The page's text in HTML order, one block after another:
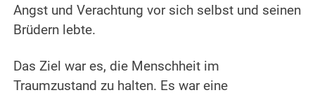
Angst und Verachtung vor sich selbst und seinen
Brüdern lebte.
Das Ziel war es, die Menschheit im
Traumzustand zu halten. Es war eine